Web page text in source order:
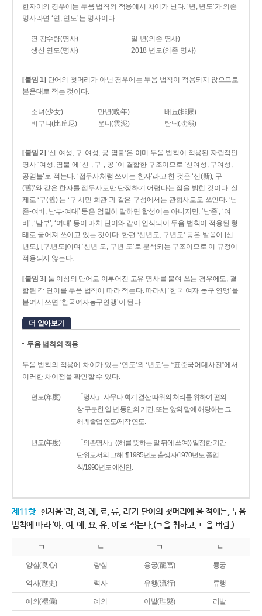
한자어의 경우에는 두음 법칙의 적용에서 차이가 난다. ‘년, 년도’가 의존
명사라면 ‘연, 연도’는 명사이다.
연 강수량(명사)
일 년(의존 명사)
생산 연도(명사)
2018 년도(의존 명사)
[붙임 1] 단어의 첫머리가 아닌 경우에는 두음 법칙이 적용되지 않으므로
본음대로 적는 것이다.
소녀(少女) 만년(晩年)
배뇨(排尿)
비구니(比丘尼)
운니(雲泥) 탐닉(耽溺)
[붙임 2] ‘신-여성, 구-여성, 공-염불’은 이미 두음 법칙이 적용된 자립적인
명사 ‘여성, 염불’에 ‘신-, 구-, 공-’이 결합한 구조이므로 ‘신여성, 구여성,
공염불’로 적는다. ‘접두사처럼 쓰이는 한자’라고 한 것은 ‘신(新), 구
(舊)’와 같은 한자를 접두사로만 단정하기 어렵다는 점을 밝힌 것이다. 실
제로 ‘구(舊)’는 ‘구 시민 회관’과 같은 구성에서는 관형사로도 쓰인다. ‘남
존­-여비, 남부-­여대’ 등은 엄밀히 말하면 합성어는 아니지만, ‘남존’, ‘여
비’, ‘남부’, ‘여대’ 등이 마치 단어와 같이 인식되어 두음 법칙이 적용된 형
태로 굳어져 쓰이고 있는 것이다. 한편 ‘신년도, 구년도’ 등은 발음이 [신
년도], [구ː년도]이며 ‘신년­-도, 구년-­도’로 분석되는 구조이므로 이 규정이
적용되지 않는다.
[붙임 3] 둘 이상의 단어로 이루어진 고유 명사를 붙여 쓰는 경우에도, 결
합된 각 단어를 두음 법칙에 따라 적는다. 따라서 ‘한국 여자 농구 연맹’을
붙여서 쓰면 ‘한국여자농구연맹’이 된다.
더 알아보기
두음 법칙의 적용
두음 법칙의 적용에 차이가 있는 ‘연도’와 ‘년도’는 “표준국어대사전”에서
이러한 차이점을 확인할 수 있다.
연도(年度)
「명사」 사무나 회계 결산 따위의 처리를 위하여 편의
상 구분한 일 년 동안의 기간. 또는 앞의 말에 해당하는 그
해. ¶ 졸업 연도/제작 연도.
년도(年度)
「의존명사」((해를 뜻하는 말 뒤에 쓰여)) 일정한 기간
단위로서의 그해. ¶ 1985년도 출생자/1970년도 졸업
식/1990년도 예산안.
제11항 한자음 ‘랴, 려, 례, 료, 류, 리’가 단어의 첫머리에 올 적에는, 두음
법칙에 따라 ‘야, 여, 예, 요, 유, 이’로 적는다.(ㄱ을 취하고, ㄴ을 버림.)
ㄱ ㄴ ㄱ ㄴ
양심(良心) 량심 용궁(龍宮) 룡궁
역사(歷史) 력사 유행(流行) 류행
예의(禮儀) 례의 이발(理髮) 리발